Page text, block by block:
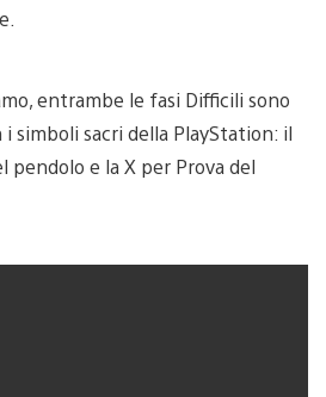
entrambe le fasi Difficili sono
simboli sacri della PlayStation: il
pendolo e la X per Prova del